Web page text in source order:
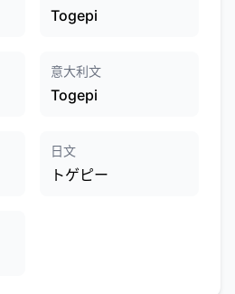
Togepi
意大利文
Togepi
日文
トゲピー